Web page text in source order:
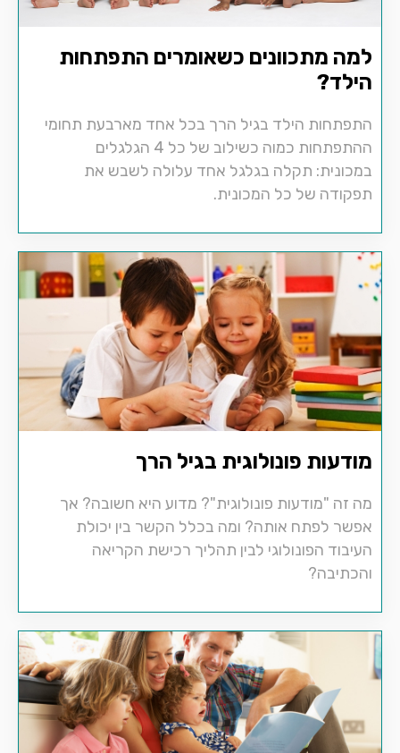
למה מתכוונים כשאומרים התפתחות
הילד?
התפתחות הילד בגיל הרך בכל אחד מארבעת תחומי
ההתפתחות כמוה כשילוב של כל 4 הגלגלים
במכונית: תקלה בגלגל אחד עלולה לשבש את
תפקודה של כל המכונית.
מודעות פונולוגית בגיל הרך
מה זה "מודעות פונולוגית"? מדוע היא חשובה? אך
אפשר לפתח אותה? ומה בכלל הקשר בין יכולת
העיבוד הפונולוגי לבין תהליך רכישת הקריאה
והכתיבה?